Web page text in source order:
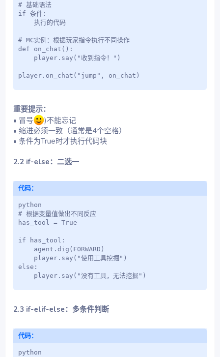
# 基础语法
if 条件:
    执行的代码
# MC实例：根据玩家指令执行不同操作
def on_chat():
    player.say("收到指令！")
player.on_chat("jump", on_chat)
重要提示：
• 冒号
)不能忘记
• 缩进必须一致（通常是4个空格）
• 条件为True时才执行代码块
2.2 if-else：二选一
代码：
python
# 根据变量值做出不同反应
has_tool = True
if has_tool:
    agent.dig(FORWARD)
    player.say("使用工具挖掘")
else:
    player.say("没有工具，无法挖掘")
2.3 if-elif-else：多条件判断
代码：
python